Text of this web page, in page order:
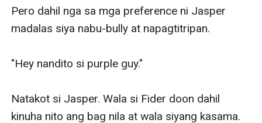
Pero dahil nga sa mga preference ni Jasper
madalas siya nabu-bully at napagtitripan.
"Hey nandito si purple guy."
Natakot si Jasper. Wala si Fider doon dahil
kinuha nito ang bag nila at wala siyang kasama.